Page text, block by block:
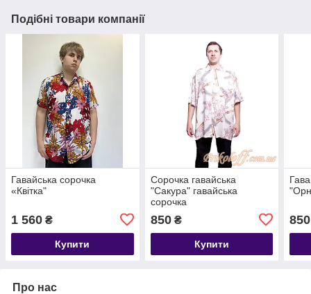
Подібні товари компанії
Гавайська сорочка
«Квітка"
1 560 ₴
Купити
Сорочка гавайська
"Сакура" гавайська
сорочка
850₴
Купити
850
Про нас